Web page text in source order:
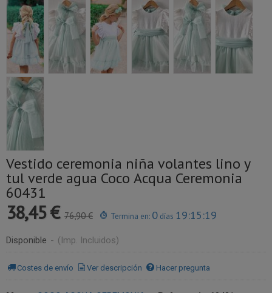
Vestido ceremonia niña volantes lino y
tul verde agua Coco Acqua Ceremonia
60431
38,45 € 76,90 € Termina en: 0 días 19:15:19
Disponible - (Imp. Incluidos)
Costes de envío Ver descripción Hacer pregunta